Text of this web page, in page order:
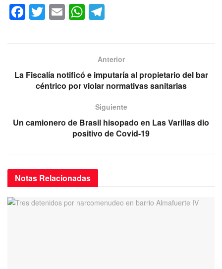
F
b
k
T E W
A
p
gr
a
m
Anterior
La Fiscalía notificó e imputaría al propietario del bar
céntrico por violar normativas sanitarias
Siguiente
Un camionero de Brasil hisopado en Las Varillas dio
positivo de Covid-19
Notas Relacionadas